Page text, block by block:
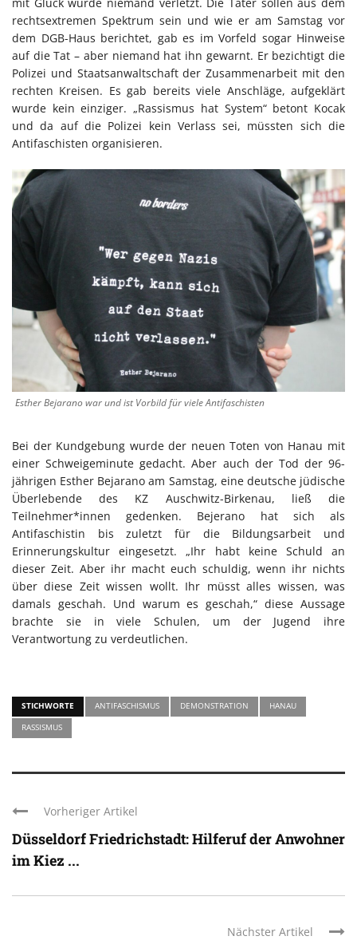
rechtsextremen Spektrum sein und wie er am Samstag vor
dem DGB-Haus berichtet, gab es im Vorfeld sogar Hinweise
auf die Tat – aber niemand hat ihn gewarnt. Er bezichtigt die
Polizei und Staatsanwaltschaft der Zusammenarbeit mit den
rechten Kreisen. Es gab bereits viele Anschläge, aufgeklärt
wurde kein einziger. „Rassismus hat System“ betont Kocak
und da auf die Polizei kein Verlass sei, müssten sich die
Antifaschisten organisieren.
Esther Bejarano war und ist Vorbild für viele Antifaschisten
Bei der Kundgebung wurde der neuen Toten von Hanau mit
einer Schweigeminute gedacht. Aber auch der Tod der 96-
jährigen Esther Bejarano am Samstag, eine deutsche jüdische
Überlebende des KZ Auschwitz-Birkenau, ließ die
Teilnehmer*innen gedenken. Bejerano hat sich als
Antifaschistin bis zuletzt für die Bildungsarbeit und
Erinnerungskultur eingesetzt. „Ihr habt keine Schuld an
dieser Zeit. Aber ihr macht euch schuldig, wenn ihr nichts
über diese Zeit wissen wollt. Ihr müsst alles wissen, was
damals geschah. Und warum es geschah,“ diese Aussage
brachte sie in viele Schulen, um der Jugend ihre
Verantwortung zu verdeutlichen.
STICHWORTE ANTIFASCHISMUS DEMONSTRATION
HANAU
RASSISMUS
Vorheriger Artikel
Düsseldorf Friedrichstadt: Hilferuf der Anwohner
im Kiez ...
Nächster Artikel